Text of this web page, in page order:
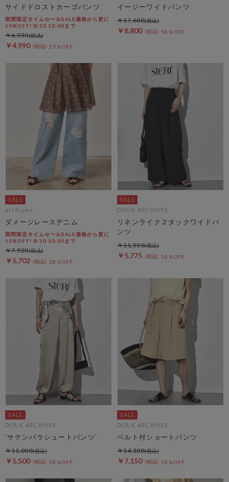
サイドドロストカーゴパンツ
期間限定タイムセールSALE価格から更に
10%OFF! 8/10 10:00まで
￥4,990 27％OFF
￥6,930
イージーワイドパンツ
￥8,800 50％OFF
￥17,600
archives
ダメージレースデニム
期間限定タイムセールSALE価格から更に
10%OFF! 8/10 10:00まで
￥5,702 28％OFF
￥7,920
DOUX ARCHIVES
リネンライク２タックワイドパ
ンツ
￥5,775 50％OFF
￥11,550
DOUX ARCHIVES
’サテンパラシュートパンツ’
￥5,500 50％OFF
￥11,000
DOUX ARCHIVES
ベルト付ショートパンツ
￥7,150 50％OFF
￥14,300